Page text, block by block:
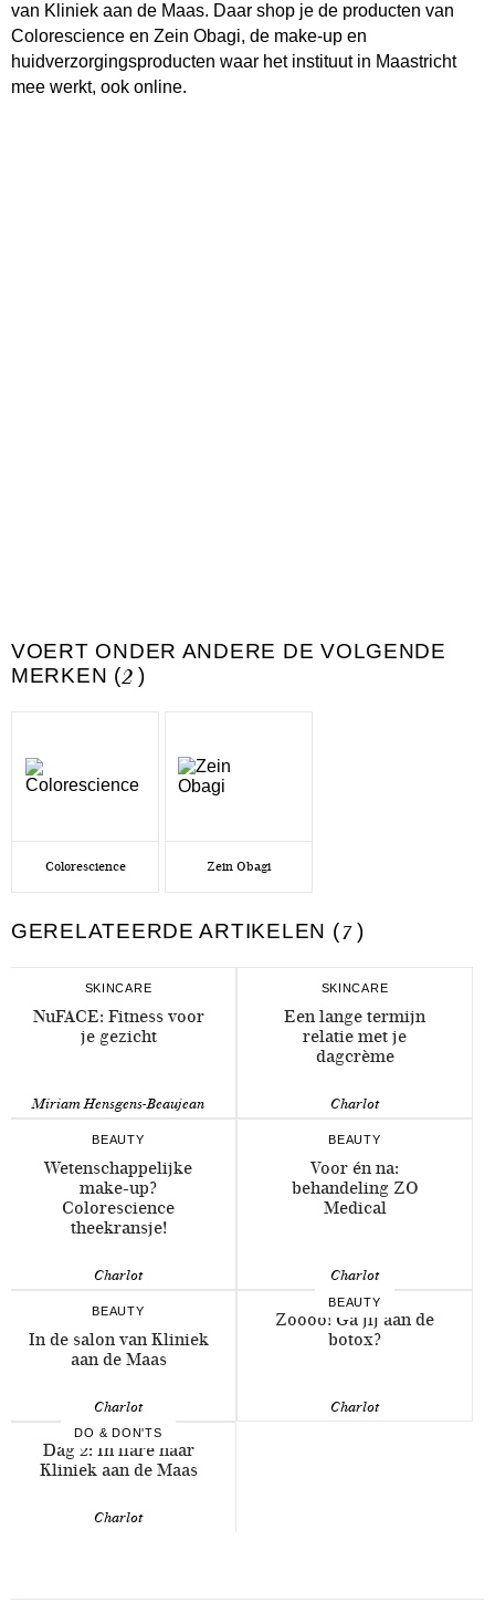
van Kliniek aan de Maas. Daar shop je de producten van
Colorescience en Zein Obagi, de make-up en
huidverzorgingsproducten waar het instituut in Maastricht
mee werkt, ook online.
VOERT ONDER ANDERE DE VOLGENDE
MERKEN (2 )
Colorescience Zein Obagi
GERELATEERDE ARTIKELEN (7 )
SKINCARE
NuFACE: Fitness voor
je gezicht
Miriam Hensgens-Beaujean
SKINCARE
Een lange termijn
relatie met je
dagcrème
Charlot
BEAUTY
Wetenschappelijke
make-up?
Colorescience
theekransje!
Charlot
BEAUTY
Voor én na:
behandeling ZO
Medical
Charlot
BEAUTY
In de salon van Kliniek
aan de Maas
Charlot
BEAUTY
Zoooo! Ga jij aan de
botox?
Charlot
DO & DON'TS
Dag 2: In flare naar
Kliniek aan de Maas
Charlot